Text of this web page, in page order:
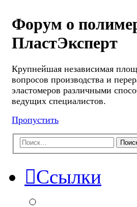
Форум о
ПластЭксперт
Крупнейшая независимая
вопросов производства и
эластомеров различными
ведущих специалистов.
Пропустить
Ссылки